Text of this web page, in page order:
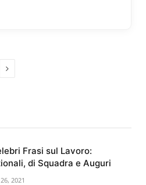
Next
Frasi sul Lavoro:
di Squadra e Auguri
2021